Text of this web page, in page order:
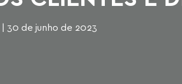
30 de junho de 2023